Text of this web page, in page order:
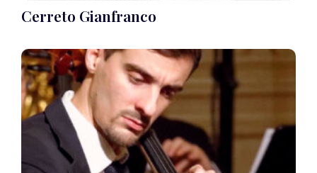
Cerreto Gianfranco